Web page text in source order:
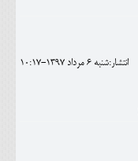
انتشار:شنبه 6 مرداد 1397-10:17